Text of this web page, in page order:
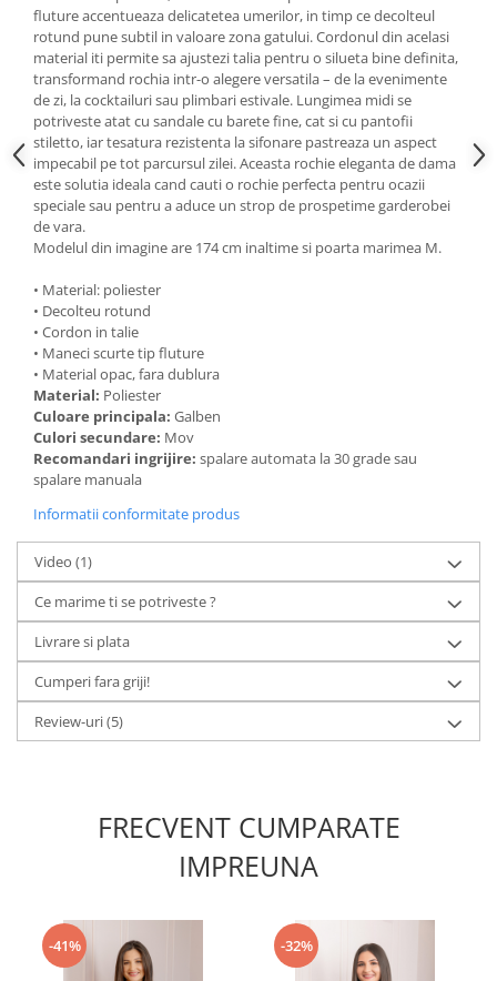
fluture accentueaza delicatetea umerilor, in timp ce decolteul
rotund pune subtil in valoare zona gatului. Cordonul din acelasi
material iti permite sa ajustezi talia pentru o silueta bine definita,
transformand rochia intr-o alegere versatila – de la evenimente
de zi, la cocktailuri sau plimbari estivale. Lungimea midi se
potriveste atat cu sandale cu barete fine, cat si cu pantofii
stiletto, iar tesatura rezistenta la sifonare pastreaza un aspect
impecabil pe tot parcursul zilei. Aceasta rochie eleganta de dama
este solutia ideala cand cauti o rochie perfecta pentru ocazii
speciale sau pentru a aduce un strop de prospetime garderobei
de vara.
Modelul din imagine are 174 cm inaltime si poarta marimea M.
• Material: poliester
• Decolteu rotund
• Cordon in talie
• Maneci scurte tip fluture
• Material opac, fara dublura
Material: Poliester
Culoare principala: Galben
Culori secundare: Mov
Recomandari ingrijire: spalare automata la 30 grade sau
spalare manuala
Informatii conformitate produs
Video (1)
Ce marime ti se potriveste ?
Livrare si plata
Cumperi fara griji!
Review-uri(5)
FRECVENT CUMPARATE
IMPREUNA
-41% -32%